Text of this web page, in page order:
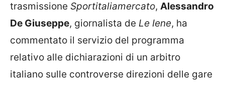
trasmissione Sportitaliamercato, Alessandro
De Giuseppe, giornalista de Le Iene, ha
commentato il servizio del programma
relativo alle dichiarazioni di un arbitro
italiano sulle controverse direzioni delle gare